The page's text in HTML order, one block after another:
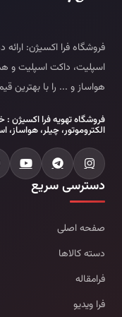
فروشگاه فرا اکسیژن:
اسپلیت، داکت اسپلیت و
هواساز و ... را با بهترین
فروشگاه تهویه فرا اکسیژن :
الکتروموتور، چیلر،
دسترسی سریع
صفحه اصلی
دسته کالاها
فرامقاله
فرا ویدیو